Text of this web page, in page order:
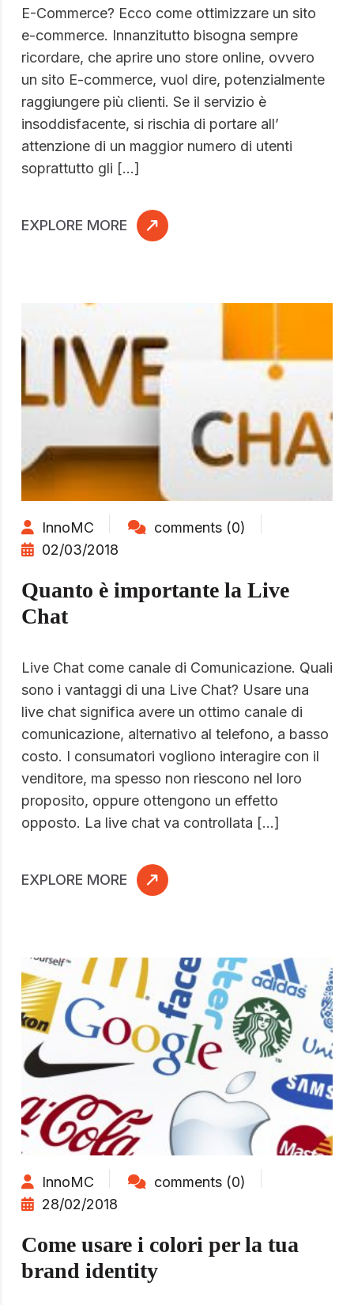
E-Commerce? Ecco come ottimizzare un sito
e-commerce. Innanzitutto bisogna sempre
ricordare, che aprire uno store online, ovvero
un sito E-commerce, vuol dire, potenzialmente
raggiungere più clienti. Se il servizio è
insoddisfacente, si rischia di portare all’
attenzione di un maggior numero di utenti
soprattutto gli […]
EXPLORE MORE
InnoMC
comments (0)
02/03/2018
Quanto è importante la Live
Chat
Live Chat come canale di Comunicazione. Quali
sono i vantaggi di una Live Chat? Usare una
live chat significa avere un ottimo canale di
comunicazione, alternativo al telefono, a basso
costo. I consumatori vogliono interagire con il
venditore, ma spesso non riescono nel loro
proposito, oppure ottengono un effetto
opposto. La live chat va controllata […]
EXPLORE MORE
InnoMC
comments (0)
28/02/2018
Come usare i colori per la tua
brand identity